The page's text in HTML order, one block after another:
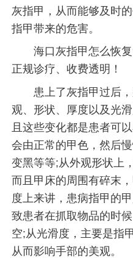
灰指甲，从而能够及时
指甲带来的危害。
海口灰指甲怎么恢复
正规诊疗、收费透明！
患上了灰指甲过后，
观、形状、厚度以及光
且这些变化都是患者可
会由正常的甲色，然后
变黑等等;从外观形状上
而且甲床的周围有碎末
度上来讲，患病指甲的
致患者在抓取物品的时
空;从光滑度，主要是指
从而影响手部的美观。